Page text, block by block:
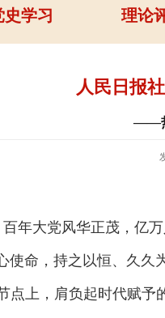
史学习 理论
人民日报
——
大党风华正茂，亿万
，持之以恒、久久
上，肩负起时代赋予